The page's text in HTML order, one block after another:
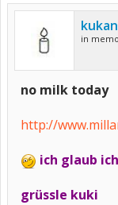
in
no milk today
http://
ich glaub
grüssle kuki